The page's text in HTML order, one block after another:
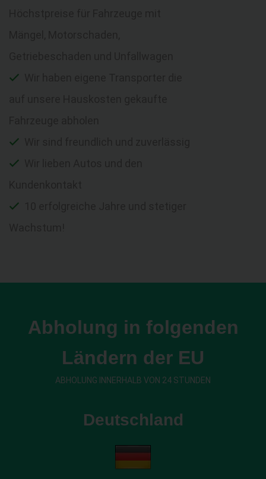
Abholung in folgenden
Ländern der EU
ABHOLUNG INNERHALB VON 24 STUNDEN
Deutschland